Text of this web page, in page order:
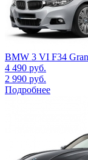
BMW 3 VI F34
4 490 руб.
2 990 руб.
Подробнее